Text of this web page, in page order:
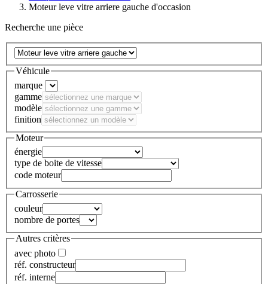
Moteur leve vitre arriere gauche d'occasion
Recherche une pièce
Véhicule
marque
gamme
modèle
finition
Moteur
énergie
type de boite de vitesse
code moteur
Carrosserie
couleur
nombre de portes
Autres critères
avec photo
réf. constructeur
réf. interne